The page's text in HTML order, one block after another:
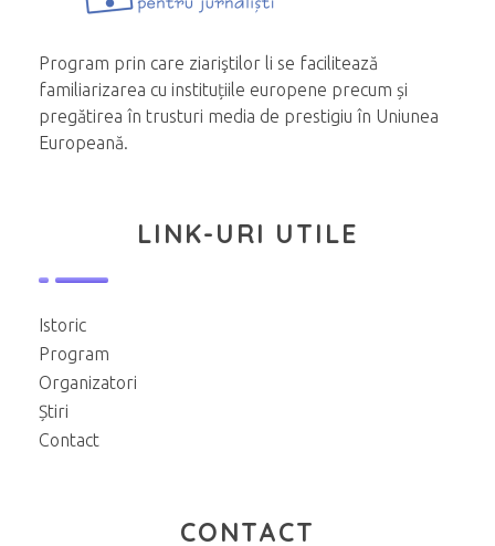
Program prin care ziariştilor li se facilitează
familiarizarea cu instituțiile europene precum și
pregătirea în trusturi media de prestigiu în Uniunea
Europeană.
LINK-URI UTILE
Istoric
Program
Organizatori
Știri
Contact
CONTACT